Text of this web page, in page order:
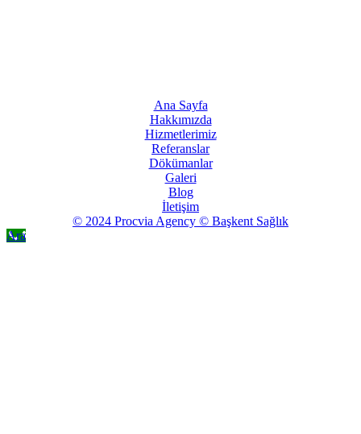
Ana Sayfa
Hakkımızda
Hizmetlerimiz
Referanslar
Dökümanlar
Galeri
Blog
İletişim
© 2024 Procvia Agency © Başkent Sağlık
Ara